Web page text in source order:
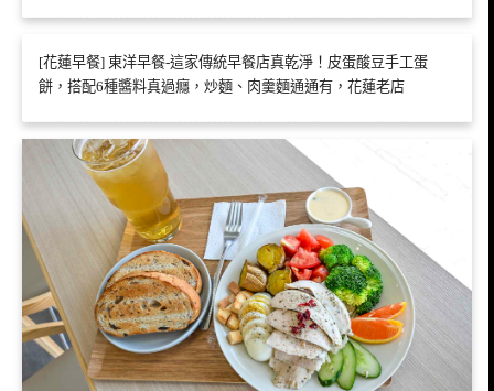
[花蓮早餐] 東洋早餐-這家傳統早餐店真乾淨！皮蛋酸豆手工蛋
餅，搭配6種醬料真過癮，炒麵、肉羹麵通通有，花蓮老店